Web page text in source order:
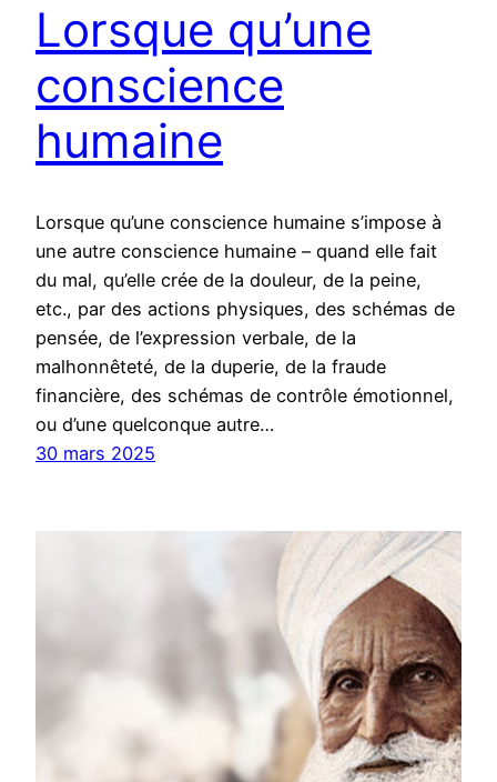
Lorsque qu’une
conscience
humaine
Lorsque qu’une conscience humaine s’impose à
une autre conscience humaine – quand elle fait
du mal, qu’elle crée de la douleur, de la peine,
etc., par des actions physiques, des schémas de
pensée, de l’expression verbale, de la
malhonnêteté, de la duperie, de la fraude
financière, des schémas de contrôle émotionnel,
ou d’une quelconque autre…
30 mars 2025